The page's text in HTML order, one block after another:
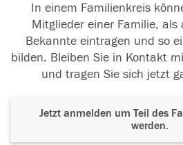
In einem Familienkreis
Mitglieder einer Familie, als
Bekannte eintragen und so
bilden. Bleiben Sie in Kontakt
und tragen Sie sich jetzt
Jetzt anmelden um Teil des
werden.